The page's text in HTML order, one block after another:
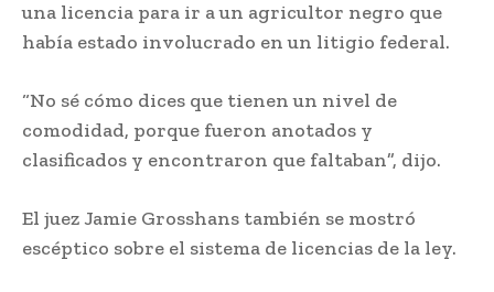
una licencia para ir a un agricultor negro que
había estado involucrado en un litigio federal.
“No sé cómo dices que tienen un nivel de
comodidad, porque fueron anotados y
clasificados y encontraron que faltaban”, dijo.
El juez Jamie Grosshans también se mostró
escéptico sobre el sistema de licencias de la ley.